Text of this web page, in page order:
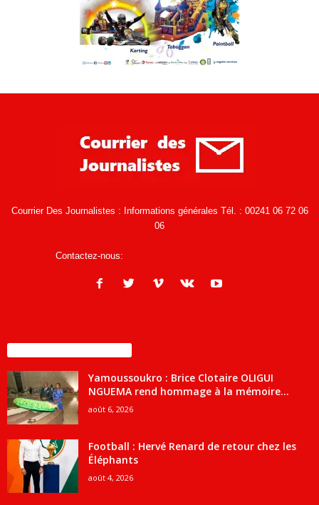
Courrier Des Journalistes : Informations générales Tél. : 00241 06 72 06
06
Contactez-nous:
Yamoussoukro : Brice Clotaire OLIGUI
NGUEMA rend hommage à la mémoire...
août 6, 2026
Football : Hervé Renard de retour chez les
Éléphants
août 4, 2026